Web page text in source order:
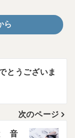
ら
とうございま
次のページ
音